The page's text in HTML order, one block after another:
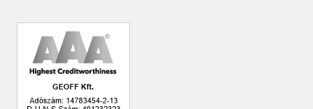
Produktseite
gewählt
werden